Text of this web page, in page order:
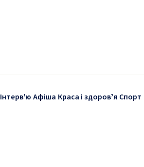
Інтерв'ю Афіша Краса і здоровʼя Спорт